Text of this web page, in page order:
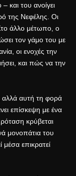
και του ανοίγει
της Νεφέλης. Οι
άλλο μέτωπο, ο
τον γάμο του με
οι ενοχές την
και πώς να την
αλλά αυτή τη φορά
επίσκεψη με ένα
κρύβεται
μονοπάτια του
μέσα επικρατεί